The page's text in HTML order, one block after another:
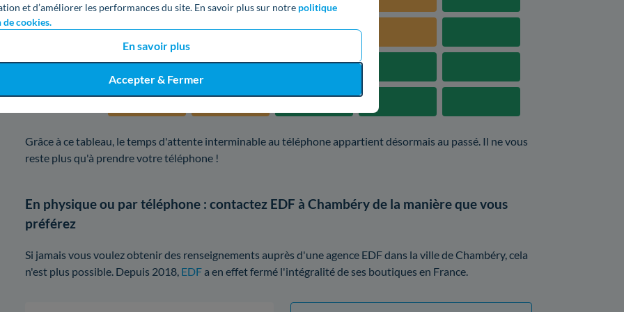
et d’améliorer les performances du site. En savoir plus sur notre politique
cookies.
En savoir plus
Accepter & Fermer
Jeudi
Vendredi
Grâce à ce tableau, le temps d'attente interminable au téléphone appartient désormais au passé. Il ne vous
reste plus qu'à prendre votre téléphone !
En physique ou par téléphone : contactez EDF à Chambéry de la manière que vous
préférez
Si jamais vous voulez obtenir des renseignements auprès d'une agence EDF dans la ville de Chambéry, cela
n'est plus possible. Depuis 2018, EDFa en effet fermé l'intégralité de ses boutiques en France.